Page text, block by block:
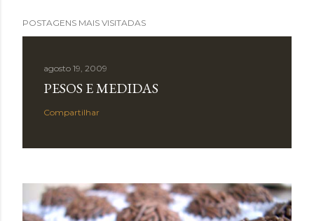
POSTAGENS MAIS VISITADAS
agosto 19, 2009
PESOS E MEDIDAS
Compartilhar